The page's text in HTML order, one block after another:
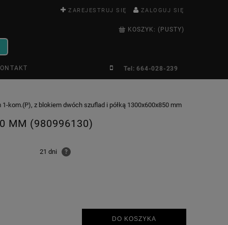
ZAREJESTRUJ SIĘ ZALOGUJ SIĘ
KOSZYK: (PUSTY)
Tel: 664-028-239
1-kom.(P), z blokiem dwóch szuflad i półką 1300x600x850 mm
MM (980996130)
21 dni ?
DO KOSZYKA